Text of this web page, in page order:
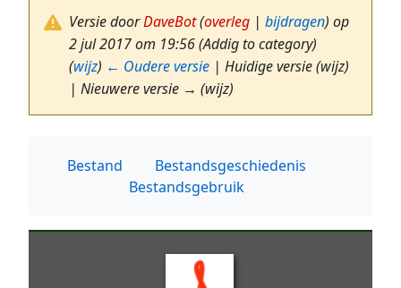
Versie doorDaveBot(overleg | bijdragen) op
2 jul 2017 om 19:56(Addig to category)
(wijz) ← Oudere versie | Huidige versie (wijz)
| Nieuwere versie → (wijz)
Bestand
Bestandsgeschiedenis
Bestandsgebruik